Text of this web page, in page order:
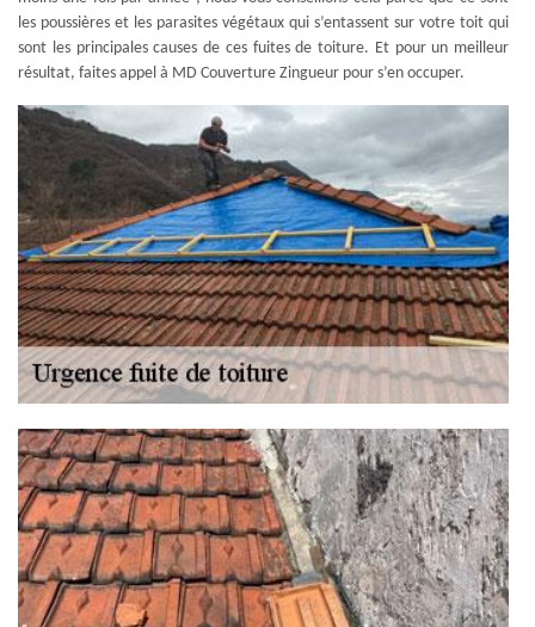
les poussières et les parasites végétaux qui s’entassent sur votre toit qui
sont les principales causes de ces fuites de toiture. Et pour un meilleur
résultat, faites appel à MD Couverture Zingueur pour s’en occuper.